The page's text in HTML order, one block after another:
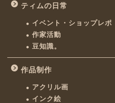
ティムの日常
イベント・ショップレポ
作家活動
豆知識。
作品制作
アクリル画
インク絵